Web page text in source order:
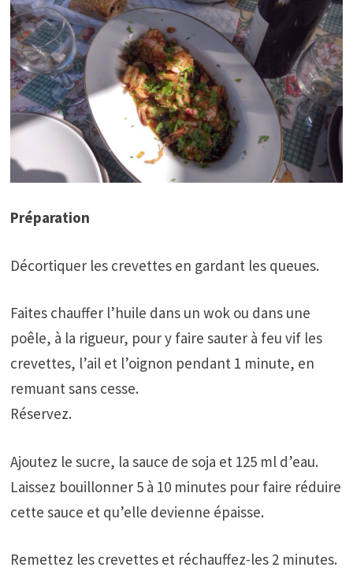
Préparation
Décortiquer les crevettes en gardant les queues.
Faites chauffer l’huile dans un wok ou dans une
poêle, à la rigueur, pour y faire sauter à feu vif les
crevettes, l’ail et l’oignon pendant 1 minute, en
remuant sans cesse.
Réservez.
Ajoutez le sucre, la sauce de soja et 125 ml d’eau.
Laissez bouillonner 5 à 10 minutes pour faire réduire
cette sauce et qu’elle devienne épaisse.
Remettez les crevettes et réchauffez-les 2 minutes.